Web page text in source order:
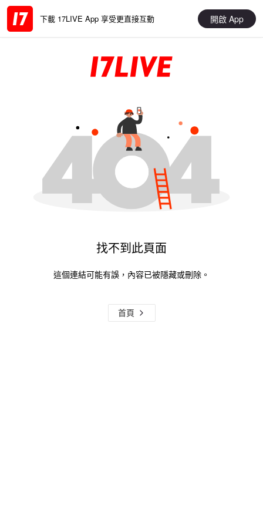
下載 17LIVE App 享受更直接互動 開啟 App
找不到此頁面
這個連結可能有誤，內容已被隱藏或刪除。
首頁